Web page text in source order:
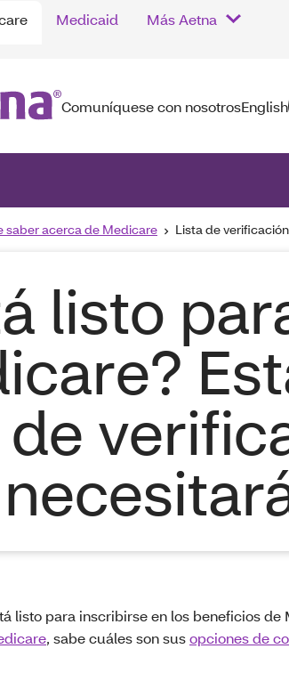
Medicaid Más Aetna
Comuníquese con nosotrosEnglish
saber acerca de Medicare Lista de
listo
listo para inscribirse en los beneficios
, sabe cuáles son susopciones de